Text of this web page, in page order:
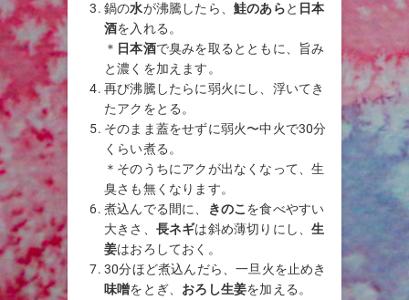
鍋の水が沸騰したら、鮭のあらと 日本
酒を入れる。
＊ 日本酒で臭みを取るとともに、旨み
と濃くを加えます。
再び沸騰したらに弱火にし、浮いてき
たアクをとる。
そのまま蓋をせずに弱火〜中火で30分
くらい煮る。
＊そのうちにアクが出なくなって、生
臭さも無くなります。
煮込んでる間に、
きのこを食べやすい
大きさ、 長ネギは斜め薄切りにし、生
姜はおろしておく。
30分ほど煮込んだら、一旦火を止めき
味噌をとぎ、 おろし生姜を加える。